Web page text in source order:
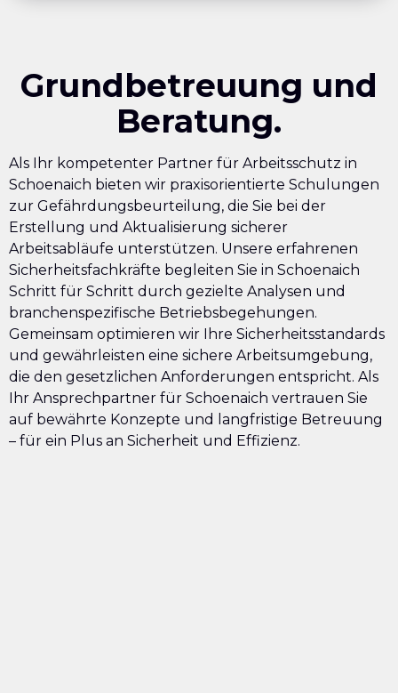
Grundbetreuung und
Beratung.
Als Ihr kompetenter Partner für Arbeitsschutz in
Schoenaich bieten wir praxisorientierte Schulungen
zur Gefährdungsbeurteilung, die Sie bei der
Erstellung und Aktualisierung sicherer
Arbeitsabläufe unterstützen. Unsere erfahrenen
Sicherheitsfachkräfte begleiten Sie in Schoenaich
Schritt für Schritt durch gezielte Analysen und
branchenspezifische Betriebsbegehungen.
Gemeinsam optimieren wir Ihre Sicherheitsstandards
und gewährleisten eine sichere Arbeitsumgebung,
die den gesetzlichen Anforderungen entspricht. Als
Ihr Ansprechpartner für Schoenaich vertrauen Sie
auf bewährte Konzepte und langfristige Betreuung
– für ein Plus an Sicherheit und Effizienz.